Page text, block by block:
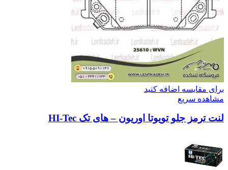
برای مقایسه اضافه کنید
مشاهده سریع
لنت ترمز جلو تویوتا اوریون – های تک HI-Tec